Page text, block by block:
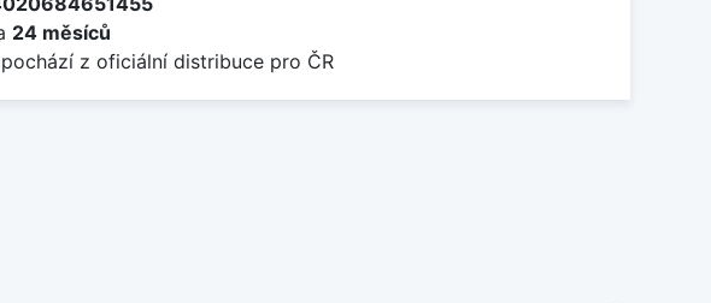
24 měsíců
z oficiální distribuce pro ČR